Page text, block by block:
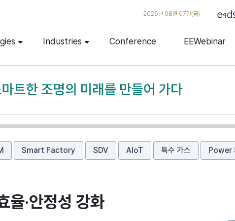
2026년 08월 07일(금)
Industries Conference EEWebinar
Smart Factory SDV AIoT 특수 가스 Power
율·안정성 강화